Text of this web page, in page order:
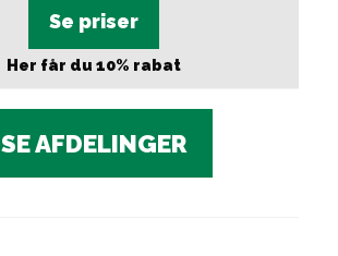
Se priser
Her får du 10% rabat
SE AFDELINGER